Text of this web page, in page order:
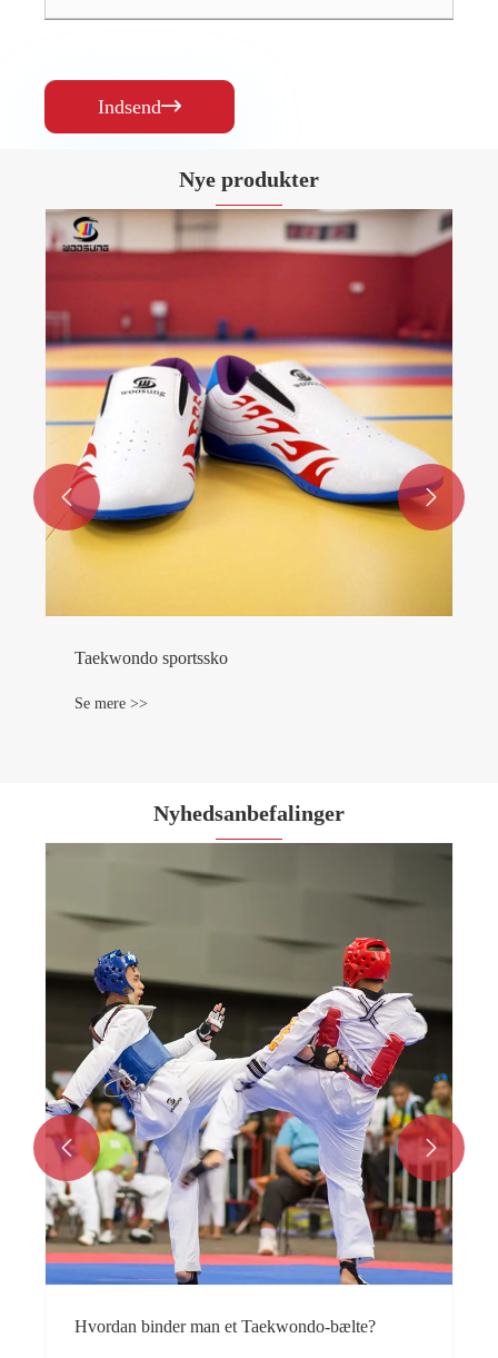
Indsend
Nye produkter
Se mere >>
 
Nyhedsanbefalinger
karatetræning? — En omfattende guide til valg
og brug af karate benbeskyttere
Se mere >>
 